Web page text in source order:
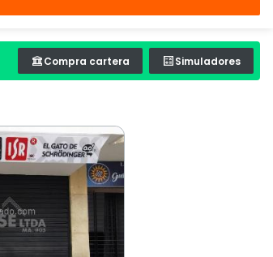
Compra cartera Simuladores